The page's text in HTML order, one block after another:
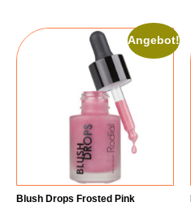
Angebot!
Blush Drops Frosted Pink